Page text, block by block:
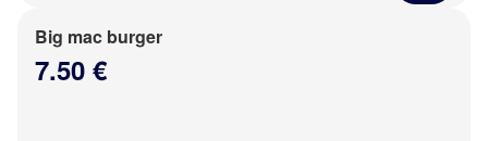
Big mac burger
7.50 €